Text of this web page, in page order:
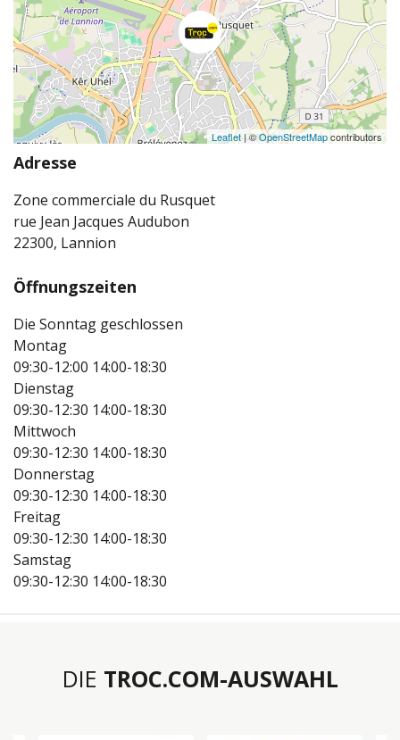
Leaflet| ©OpenStreetMapcontributors
Adresse
Zone commerciale du Rusquet
rue Jean Jacques Audubon
22300, Lannion
Öffnungszeiten
Die Sonntag geschlossen
Montag
09:30-12:00 14:00-18:30
Dienstag
09:30-12:30 14:00-18:30
Mittwoch
09:30-12:30 14:00-18:30
Donnerstag
09:30-12:30 14:00-18:30
Freitag
09:30-12:30 14:00-18:30
Samstag
09:30-12:30 14:00-18:30
DIE TROC.COM-AUSWAHL